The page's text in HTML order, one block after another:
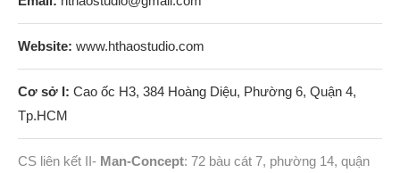
Website: www.hthaostudio.com
Cơ sở I: Cao ốc H3, 384 Hoàng Diệu, Phường 6, Quận 4,
Tp.HCM
CS liên kết II- Man-Concept: 72 bàu cát 7, phường 14, quận